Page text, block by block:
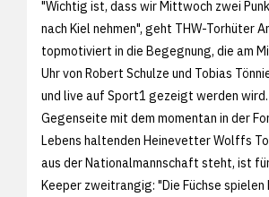
"Wichtig ist, dass wir Mittwoch zwei
nach Kiel nehmen", geht THW-Torhüter
topmotiviert in die Begegnung, die am
Uhr von Robert Schulze und Tobias
und live auf Sport1 gezeigt werden
Gegenseite mit dem momentan in der
Lebens haltenden Heinevetter Wolffs
aus der Nationalmannschaft steht, ist
Keeper zweitrangig: "Die Füchse spielen